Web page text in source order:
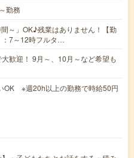
勤務
～」OK♪残業はありません！【勤
7～12時フルタ…
大歓迎！ 9月～、10月～など希望も
※週20h以上の勤務で時給50円